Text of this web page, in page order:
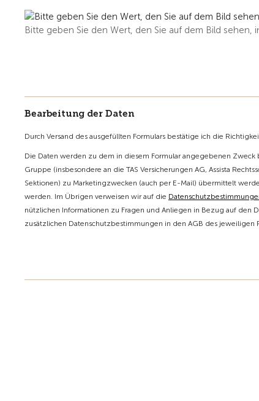
Bitte geben Sie den Wert, den Sie auf dem Bild sehen,
Bearbeitung der Daten
Durch Versand des ausgefüllten Formulars bestätige ich die
Die Daten werden zu dem in diesem Formular angegebenen
Gruppe (insbesondere an die TAS Versicherungen AG, Assista
Sektionen) zu Marketingzwecken (auch per E-Mail) übermittelt
werden. Im Übrigen verweisen wir auf die
nützlichen Informationen zu Fragen und Anliegen in Bezug auf den
zusätzlichen Datenschutzbestimmungen in den AGB des